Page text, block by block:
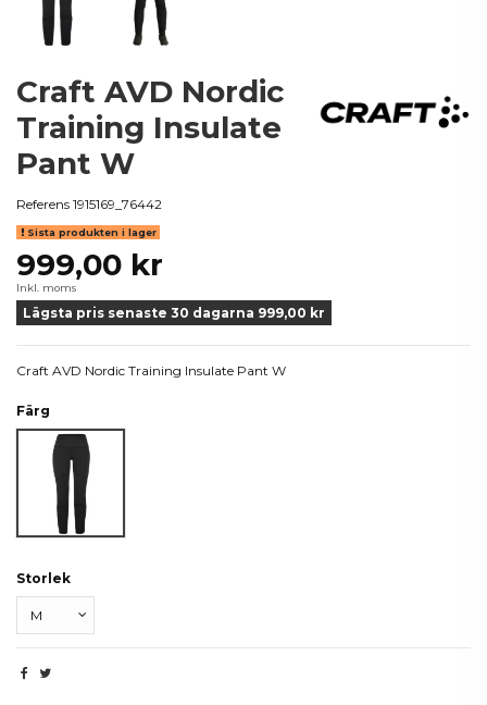
Craft AVD Nordic
Training Insulate
Pant W
Referens 1915169_76442
Sista produkten i lager
999,00 kr
Inkl. moms
Lägsta pris senaste 30 dagarna 999,00 kr
Craft AVD Nordic Training Insulate Pant W
Färg
Svart
Storlek